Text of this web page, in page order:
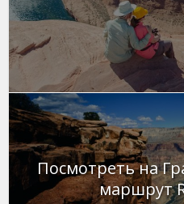
Посмотреть на
маршрут